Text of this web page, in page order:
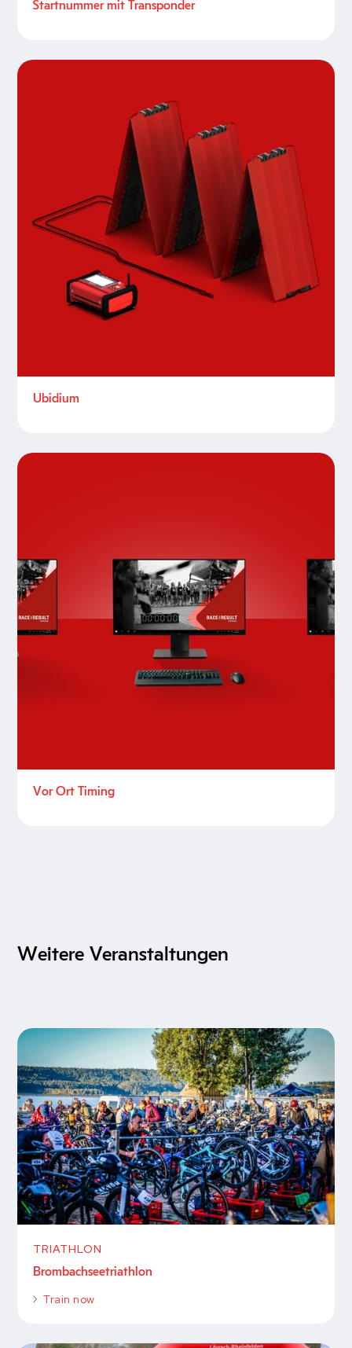
Startnummer mit Transponder
Ubidium
Vor Ort Timing
Weitere Veranstaltungen
TRIATHLON
Brombachseetriathlon
Train now